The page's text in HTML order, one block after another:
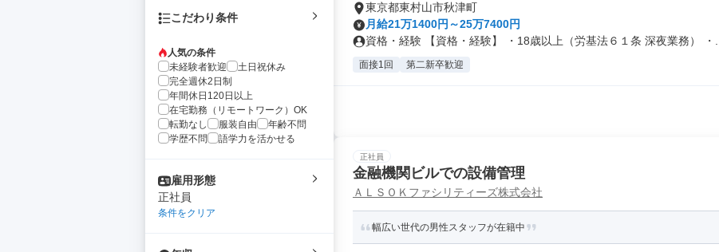
こだわり条件
人気の条件
未経験者歓迎
土日祝休み
完全週休2日制
年間休日120日以上
在宅勤務（リモートワーク）OK
転勤なし
服装自由
年齢不問
学歴不問
語学力を活かせる
雇用形態
正社員
条件をクリア
東京都東村山市秋津町
月給21万1400円～25万7400円
資格・経験 【資格・経験】 ・18歳以上（労基法６１条 深夜業務） ・...
面接1回 第二新卒歓迎
正社員
金融機関ビルでの設備管理
ＡＬＳＯＫファシリティーズ株式会社
幅広い世代の男性スタッフが在籍中